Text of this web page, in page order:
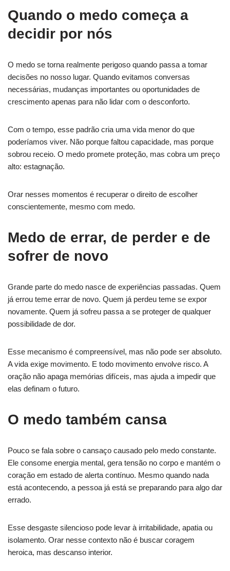
Quando o medo começa a
decidir por nós
O medo se torna realmente perigoso quando passa a tomar
decisões no nosso lugar. Quando evitamos conversas
necessárias, mudanças importantes ou oportunidades de
crescimento apenas para não lidar com o desconforto.
Com o tempo, esse padrão cria uma vida menor do que
poderíamos viver. Não porque faltou capacidade, mas porque
sobrou receio. O medo promete proteção, mas cobra um preço
alto: estagnação.
Orar nesses momentos é recuperar o direito de escolher
conscientemente, mesmo com medo.
Medo de errar, de perder e de
sofrer de novo
Grande parte do medo nasce de experiências passadas. Quem
já errou teme errar de novo. Quem já perdeu teme se expor
novamente. Quem já sofreu passa a se proteger de qualquer
possibilidade de dor.
Esse mecanismo é compreensível, mas não pode ser absoluto.
A vida exige movimento. E todo movimento envolve risco. A
oração não apaga memórias difíceis, mas ajuda a impedir que
elas definam o futuro.
O medo também cansa
Pouco se fala sobre o cansaço causado pelo medo constante.
Ele consome energia mental, gera tensão no corpo e mantém o
coração em estado de alerta contínuo. Mesmo quando nada
está acontecendo, a pessoa já está se preparando para algo dar
errado.
Esse desgaste silencioso pode levar à irritabilidade, apatia ou
isolamento. Orar nesse contexto não é buscar coragem
heroica, mas descanso interior.